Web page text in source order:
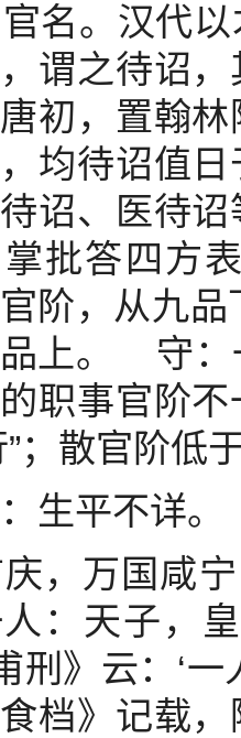
名。汉代
谓之待诏
初，置翰
均待诏值
诏、医待
掌批答四方
阶，从九
上。 守：
职事官阶
”；散官阶低
生平不详。
，万国咸
：天子，
刑》云：‘
档》记载